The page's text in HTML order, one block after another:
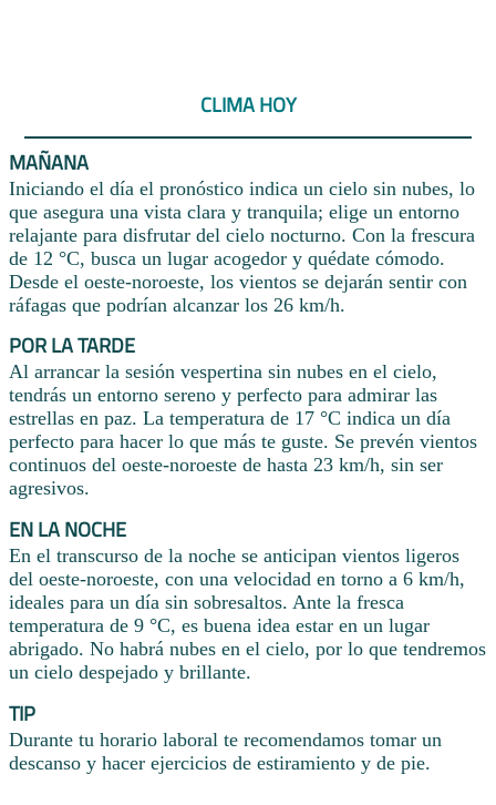
CLIMA HOY
MAÑANA
Iniciando el día el pronóstico indica un cielo sin nubes, lo
que asegura una vista clara y tranquila; elige un entorno
relajante para disfrutar del cielo nocturno. Con la frescura
de 12 °C, busca un lugar acogedor y quédate cómodo.
Desde el oeste-noroeste, los vientos se dejarán sentir con
ráfagas que podrían alcanzar los 26 km/h.
POR LA TARDE
Al arrancar la sesión vespertina sin nubes en el cielo,
tendrás un entorno sereno y perfecto para admirar las
estrellas en paz. La temperatura de 17 °C indica un día
perfecto para hacer lo que más te guste. Se prevén vientos
continuos del oeste-noroeste de hasta 23 km/h, sin ser
agresivos.
EN LA NOCHE
En el transcurso de la noche se anticipan vientos ligeros
del oeste-noroeste, con una velocidad en torno a 6 km/h,
ideales para un día sin sobresaltos. Ante la fresca
temperatura de 9 °C, es buena idea estar en un lugar
abrigado. No habrá nubes en el cielo, por lo que tendremos
un cielo despejado y brillante.
TIP
Durante tu horario laboral te recomendamos tomar un
descanso y hacer ejercicios de estiramiento y de pie.